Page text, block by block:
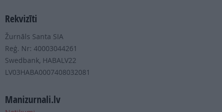
Rekvizīti
Žurnāls Santa SIA
Reģ. Nr: 40003044261
Swedbank, HABALV22
LV03HABA0007408032081
Manizurnali.lv